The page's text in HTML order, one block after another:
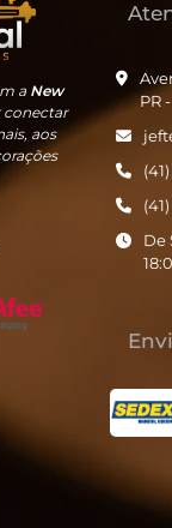
a New
conectar
aos
PR
De